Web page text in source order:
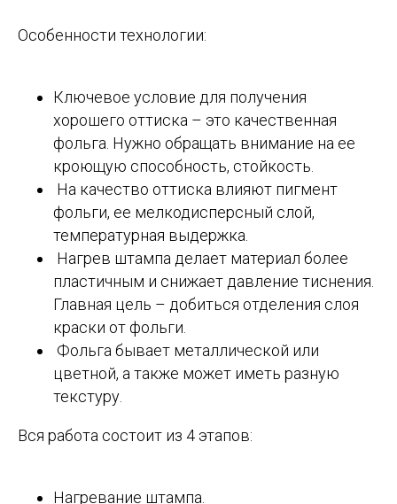
Особенности технологии:
Ключевое условие для получения
хорошего оттиска – это качественная
фольга. Нужно обращать внимание на ее
кроющую способность, стойкость.
На качество оттиска влияют пигмент
фольги, ее мелкодисперсный слой,
температурная выдержка.
Нагрев штампа делает материал более
пластичным и снижает давление тиснения.
Главная цель – добиться отделения слоя
краски от фольги.
Фольга бывает металлической или
цветной, а также может иметь разную
текстуру.
Вся работа состоит из 4 этапов:
Нагревание штампа.